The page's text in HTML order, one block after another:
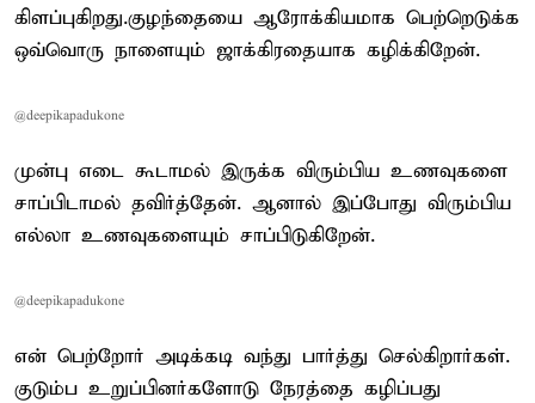
கிளப்புகிறது.குழந்தையை ஆரோக்கியமாக பெற்றெடுக்க
ஒவ்வொரு நாளையும் ஜாக்கிரதையாக கழிக்கிறேன்.
@deepikapadukone
முன்பு எடை கூடாமல் இருக்க விரும்பிய உணவுகளை
சாப்பிடாமல் தவிர்த்தேன். ஆனால் இப்போது விரும்பிய
எல்லா உணவுகளையும் சாப்பிடுகிறேன்.
@deepikapadukone
என் பெற்றோர் அடிக்கடி வந்து பார்த்து செல்கிறார்கள்.
குடும்ப உறுப்பினர்களோடு நேரத்தை கழிப்பது